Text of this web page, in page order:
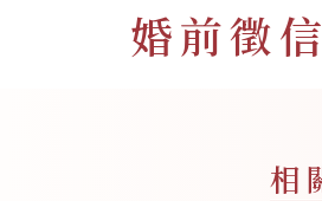
婚前徵信
相